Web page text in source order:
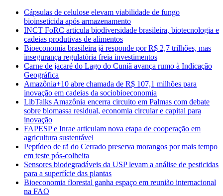
Skip
content
Cápsulas de celulose elevam viabilidade de fungo
bioinseticida após armazenamento
INCT FoRC articula biodiversidade brasileira, biotecnologia e
cadeias produtivas de alimentos
Bioeconomia brasileira já responde por R$ 2,7 trilhões, mas
insegurança regulatória freia investimentos
Carne de jacaré do Lago do Cuniã avança rumo à Indicação
Geográfica
Amazônia+10 abre chamada de R$ 107,1 milhões para
inovação em cadeias da sociobioeconomia
LibTalks Amazônia encerra circuito em Palmas com debate
sobre biomassa residual, economia circular e capital para
inovação
FAPESP e Inrae articulam nova etapa de cooperação em
agricultura sustentável
Peptídeo de rã do Cerrado preserva morangos por mais tempo
em teste pós-colheita
Sensores biodegradáveis da USP levam a análise de pesticidas
para a superfície das plantas
Bioeconomia florestal ganha espaço em reunião internacional
na FAO